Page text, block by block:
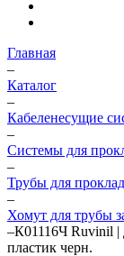
Главная
–
Каталог
–
Кабеленесущие
–
Системы для
–
Трубы для
–
Хомут для трубы
–К01116Ч Ruvinil |
пластик черн.